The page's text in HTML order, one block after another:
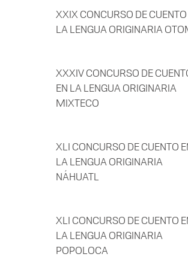
XXIX CONCURSO DE CUENTO
LA LENGUA ORIGINARIA
XXXIV CONCURSO DE
EN LA LENGUA ORIGINARIA
MIXTECO
XLI CONCURSO DE CUENTO
LA LENGUA ORIGINARIA
NÁHUATL
XLI CONCURSO DE CUENTO
LA LENGUA ORIGINARIA
POPOLOCA